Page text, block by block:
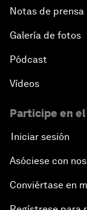
Notas de prensa
Galería de fotos
Pódcast
Vídeos
Participe en
Iniciar sesión
Asóciese con
Conviértase en